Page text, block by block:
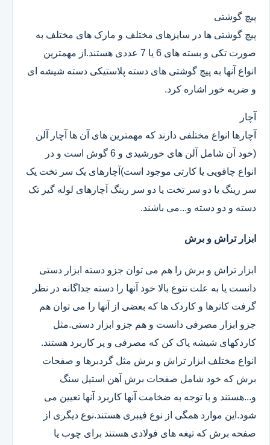
پیچ گوشتی
پیچ گوشتی ها در سایزهای مختلف و مارک های مختلف به
صورت تکی و بسته های 6 یا 7 عددی هستند.از مهمترین
انواع آنها به پیچ گوشتی های دسته پلاستیکی دسته شیشه ای
و ضربه خور اشاره کرد.
آچار
آچارها انواع مختلفی دارند که مهمترین های آن ها آچار آلن
(خود آن شامل آلن های خورشیدی و 6 گوش است و در
انواع چاقویی یا کارتی موجود است)آچارهای یک سر تخت یک
سر رینگ یا دو سر تخت یا دو سر رینگ آچارهای لوله گیر تک
دسته و دو دسته و...می باشند.
ابزار تراش و برش
ابزار تراش و برش را هم می توان جزو دسته ابزار دستی
دانست یا به علت تنوع بالا خود آنها را دسته جداگانه در نظر
گرفت کاترها و کاردک ها که بعضی از آنها را می توان هم
جزو ابزار مصرفی دانست و هم جزو ابزار دستی.مثل
کاردکهای شیشه پاک کن که مصرفی و پر کاربرد هستند.
انواع مختلف ابزار تراش و برش مثل گردبرها و صفحات
برش که خود شامل صفحات برش آهن استیل سنگ
و...هستند و با توجه به ضخامت آنها کاربرد آنها تعیین می
شود.این موارد همگی از نوع فیبری هستند.نوع دیگری از
صفحه برش که تیغه های فولادی هستند برای چوب یا